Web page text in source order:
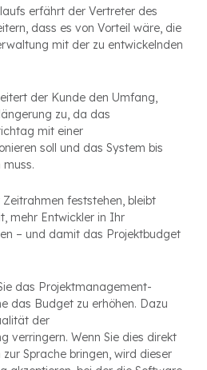
erfährt der Vertreter des
dass es von Vorteil wäre, die
mit der zu entwickelnden
der Kunde den Umfang,
zu, da das
mit einer
soll und das System bis
feststehen, bleibt
mehr Entwickler in Ihr
– und damit das Projektbudget
das Projektmanagement-
das Budget zu erhöhen. Dazu
der
verringern. Wenn Sie dies direkt
Sprache bringen, wird dieser